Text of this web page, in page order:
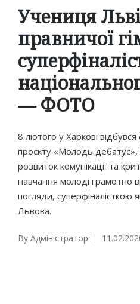
in
Учениця
правничої
— ФОТО
8 лютого у Харкові
проєкту «Молодь
розвиток комунікації та
навчання молоді грамотно
погляди, суперфіналісткою
Львова.
Posted
By Адміністратор